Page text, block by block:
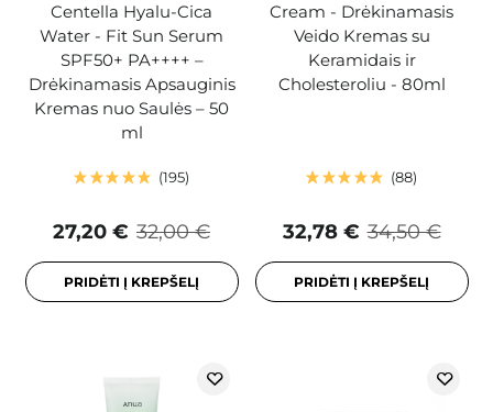
Centella Hyalu-Cica
Water - Fit Sun Serum
SPF50+ PA++++ –
Drėkinamasis Apsauginis
Kremas nuo Saulės – 50
ml
195
32,00 €
27,20 €
PRIDĖTI Į KREPŠELĮ
Cream - Drėkinamasis
Veido Kremas su
Keramidais ir
Cholesteroliu - 80ml
88
34,50 €
32,78 €
PRIDĖTI Į KREPŠELĮ